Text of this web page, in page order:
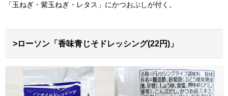
「玉ねぎ・紫玉ねぎ・レタス」にかつおぶしが付く。
>ローソン「香味青じそドレッシング(22円)」